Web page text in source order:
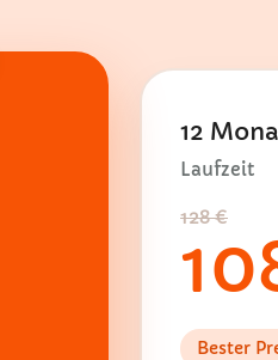
12
Laufzeit
128 €
Bester